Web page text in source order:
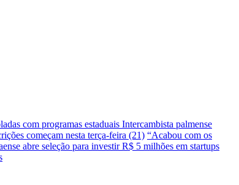
com programas estaduais Intercambista palmense
começam nesta terça-feira (21) “Acabou com os
abre seleção para investir R$ 5 milhões em startups